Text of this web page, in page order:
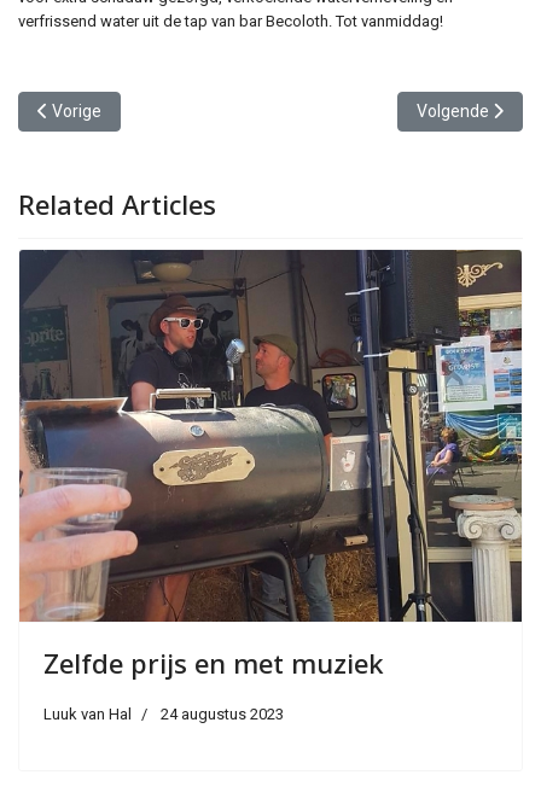
verfrissend water uit de tap van bar Becoloth. Tot vanmiddag!
Vorig artikel: Biereloth 2024 aankondiging
Vorige Volgende
Volgende
Related Articles
Zelfde prijs en met muziek
Luuk van Hal 24 augustus 2023